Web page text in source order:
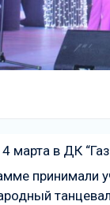
запись:
4 марта в ДК
принимали